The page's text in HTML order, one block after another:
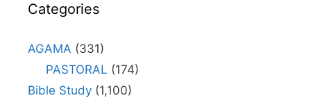
Categories
AGAMA (331)
PASTORAL (174)
Bible Study (1,100)